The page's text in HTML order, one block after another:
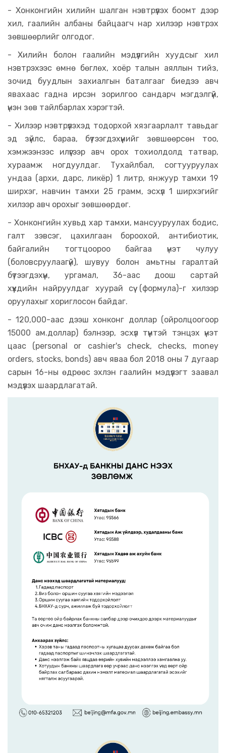
- Хонконгийн хилийн шалган нэвтрүүлэх боомт дээр
хил, гаалийн албаны байцаагч нар хилээр нэвтрэх
зөвшөөрлийг олгодог.
- Хилийн болон гаалийн мэдүүлгийн хуудсыг хил
нэвтрэхээс өмнө бөглөх, хоёр талын аяллын тийз,
зочид буудлын захиалгын баталгааг биедээ авч
явахаас гадна ирсэн зорилгоо сандарч мэгдэлгүй,
үнэн зөв тайлбарлах хэрэгтэй.
- Хилээр нэвтрүүлэхэд тодорхой хязгаарлалт тавьдаг
эд зүйлс, бараа, бүтээгдэхүүнийг зөвшөөрсөн тоо,
хэмжээнээс илүүгээр авч орох тохиолдолд татвар,
хураамж ногдуулдаг. Тухайлбал, согтууруулах
ундаа (архи, дарс, ликёр) 1 литр, янжуур тамхи 19
ширхэг, навчин тамхи 25 грамм, эсхүл 1 ширхэгийг
хилээр авч орохыг зөвшөөрдөг.
- Хонконгийн хувьд хар тамхи, мансууруулах бодис,
галт зэвсэг, цахилгаан бороохой, антибиотик,
байгалийн тогтцоороо байгаа үнэт чулуу
(боловсруулаагүй), шувуу болон амьтны гаралтай
бүтээгдэхүүн, ургамал, 36-аас доош сартай
хүүхдийн найруулдаг хуурай сүү (формула)-г хилээр
оруулахыг хориглосон байдаг.
- 120,000-аас дээш хонконг доллар (ойролцоогоор
15000 ам.доллар) бэлнээр, эсхүл түүнтэй тэнцэх үнэт
цаас (personal or cashier's check, checks, money
orders, stocks, bonds) авч яваа бол 2018 оны 7 дугаар
сарын 16-ны өдрөөс эхлэн гаалийн мэдүүлэгт заавал
мэдүүлэх шаардлагатай.